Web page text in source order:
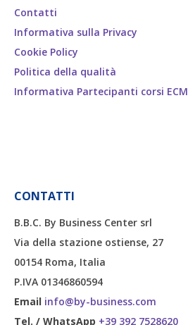
Contatti
Informativa sulla Privacy
Cookie Policy
Politica della qualità
Informativa Partecipanti corsi ECM
CONTATTI
B.B.C. By Business Center srl
Via della stazione ostiense, 27
00154 Roma, Italia
P.IVA 01346860594
Email info@by-business.com
Tel. / WhatsApp +39 392 7528620